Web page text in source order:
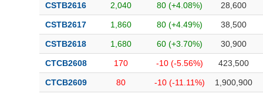
CSTB2616 2,040 80 (+4.08%) 28,600
CSTB2617 1,860 80 (+4.49%) 38,500
CSTB2618 1,680 60 (+3.70%) 30,900
CTCB2608 170 -10 (-5.56%) 423,500
CTCB2609 80 -10 (-11.11%) 1,900,900